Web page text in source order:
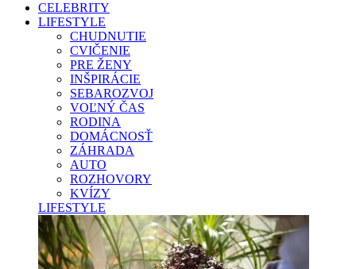
CELEBRITY
LIFESTYLE
CHUDNUTIE
CVIČENIE
PRE ŽENY
INŠPIRÁCIE
SEBAROZVOJ
VOĽNÝ ČAS
RODINA
DOMÁCNOSŤ
ZÁHRADA
AUTO
ROZHOVORY
KVÍZY
LIFESTYLE